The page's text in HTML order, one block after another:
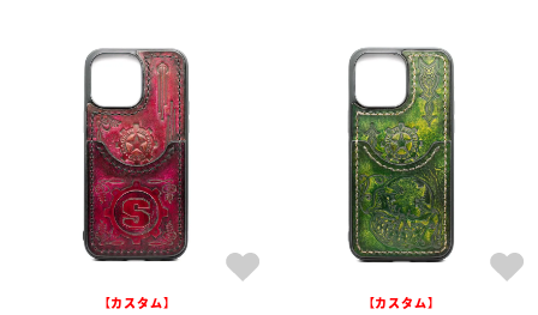
【カスタム】
【カスタム】